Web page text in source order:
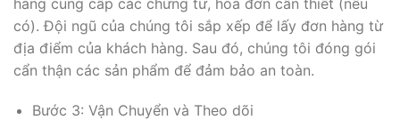
có). Đội ngũ của chúng tôi sắp xếp để lấy đơn hàng từ
địa điểm của khách hàng. Sau đó, chúng tôi đóng gói
cẩn thận các sản phẩm để đảm bảo an toàn.
Bước 3: Vận Chuyển và Theo dõi